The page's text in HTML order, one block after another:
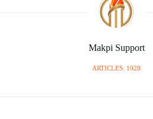
Makpi Support
ARTICLES: 1028